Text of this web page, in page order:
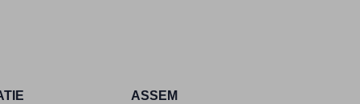
ASSEM